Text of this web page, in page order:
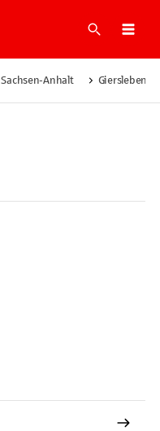
Suche
Sachsen-Anhalt Giersleben